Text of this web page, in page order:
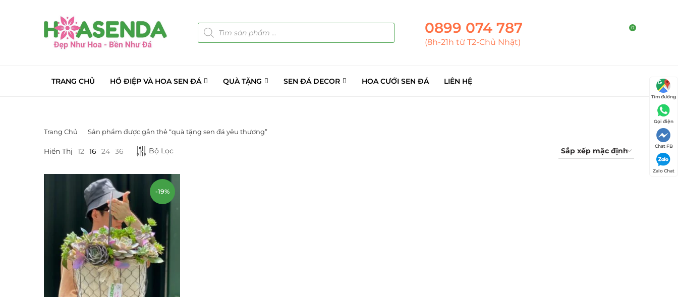
0899 074 787
(8h-21h từ T2-Chủ Nhật)
0
TRANG CHỦ HỒ ĐIỆP VÀ HOA SEN ĐÁ QUÀ TẶNG SEN ĐÁ DECOR HOA CƯỚI SEN ĐÁ LIÊN HỆ
DANH MỤC SẢN PHẨM
Cây Sen Đá Giá Sỉ
Chậu Sen Đá Mini
Hồ Điệp và Hoa Sen đá (289)
Lan Hồ Điệp Truyền Thống
(132)
Lũa Hồ Điệp Sen Đá
(91)
Trang Chủ Sản phẩm được gắn thẻ “quà tặng sen đá yêu thương”
Hiển Thị 12 16 24 36 Bộ Lọc
-19%
Tìm đường
Gọi điện
Chat FB
Zalo Chat